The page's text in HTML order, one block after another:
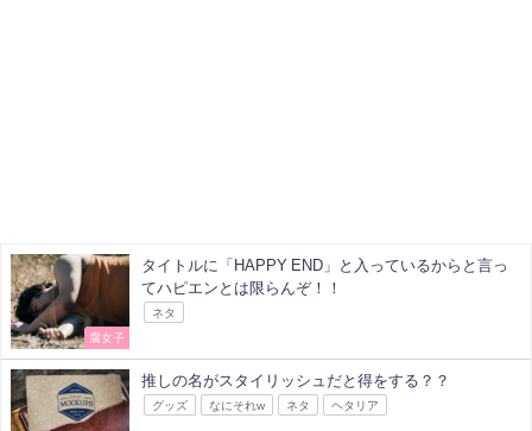
腐女子
タイトルに「HAPPY END」と入っているからと言っ
てハピエンとは限らんぞ！！
ネタ
推しの名がスタイリッシュだと得をする？？
グッズ なにそれw ネタ ヘタリア